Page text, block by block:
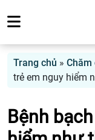
Trang chủ » Chăm
trẻ em nguy hiểm
Bệnh